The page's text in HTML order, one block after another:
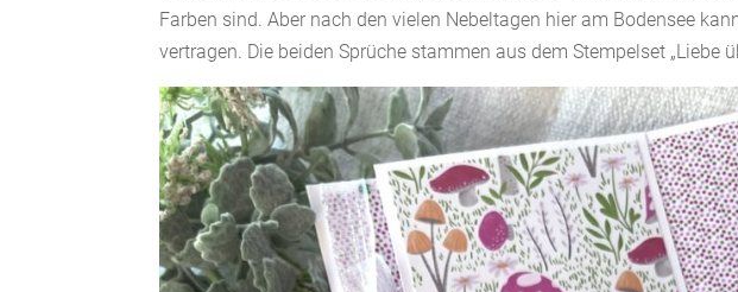
Farben sind. Aber nach den vielen Nebeltagen hier am Bodensee
vertragen. Die beiden Sprüche stammen aus dem Stempelset „Liebe